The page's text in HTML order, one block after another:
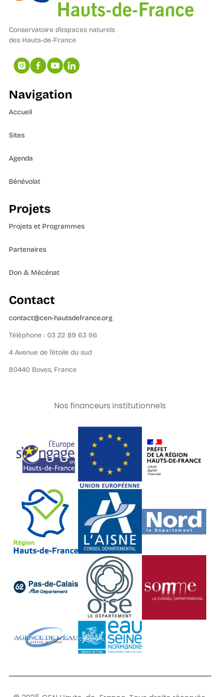
Conservatoire d’espaces naturels
des Hauts-de-France
Navigation
Accueil
Sites
Agenda
Bénévolat
Projets
Projets et Programmes
Partenaires
Don & Mécénat
Contact
contact@cen-hautsdefrance.org
Téléphone : 03 22 89 63 96
4 Avenue de l’étoile du sud
80440 Boves, France
Nos financeurs institutionnels